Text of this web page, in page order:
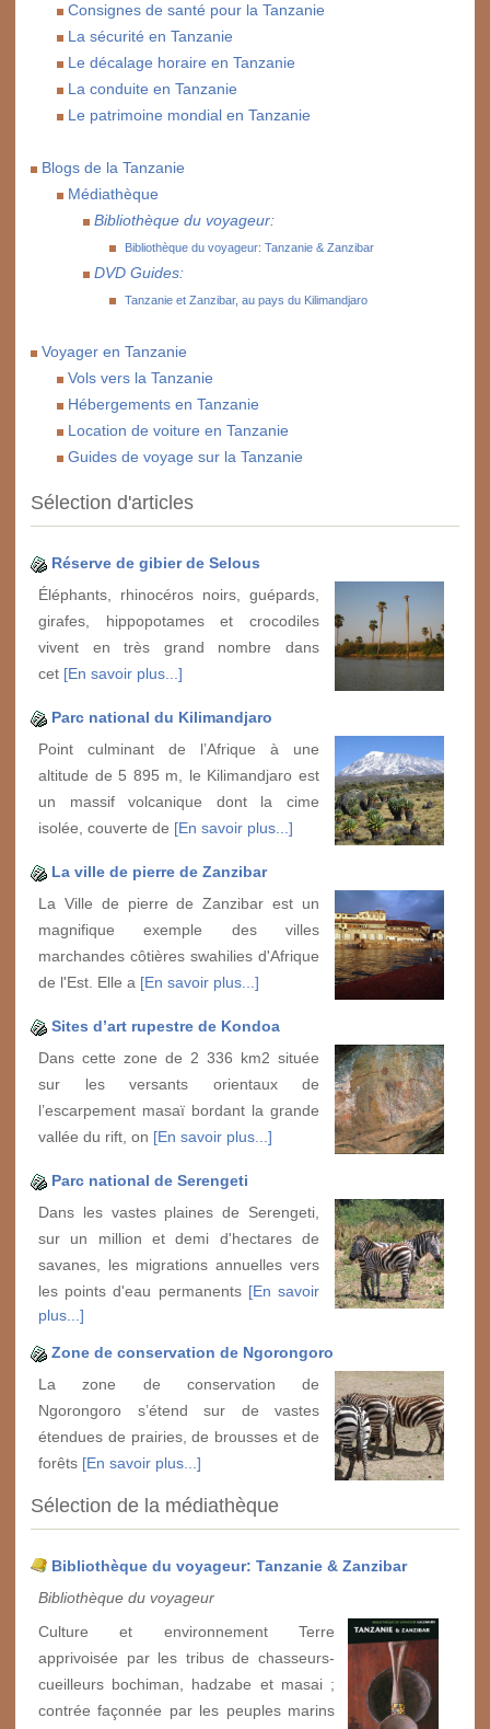
Consignes de santé pour la Tanzanie
La sécurité en Tanzanie
Le décalage horaire en Tanzanie
La conduite en Tanzanie
Le patrimoine mondial en Tanzanie
Blogs de la Tanzanie
Médiathèque
Bibliothèque du voyageur:
Bibliothèque du voyageur: Tanzanie & Zanzibar
DVD Guides:
Tanzanie et Zanzibar, au pays du Kilimandjaro
Voyager en Tanzanie
Vols vers la Tanzanie
Hébergements en Tanzanie
Location de voiture en Tanzanie
Guides de voyage sur la Tanzanie
Sélection d'articles
Réserve de gibier de Selous
Éléphants, rhinocéros noirs, guépards,
girafes, hippopotames et crocodiles
vivent en très grand nombre dans
cet [En savoir plus...]
Parc national du Kilimandjaro
Point culminant de l’Afrique à une
altitude de 5 895 m, le Kilimandjaro est
un massif volcanique dont la cime
isolée, couverte de [En savoir plus...]
La ville de pierre de Zanzibar
La Ville de pierre de Zanzibar est un
magnifique exemple des villes
marchandes côtières swahilies d'Afrique
de l'Est. Elle a [En savoir plus...]
Sites d’art rupestre de Kondoa
Dans cette zone de 2 336 km2 située
sur les versants orientaux de
l’escarpement masaï bordant la grande
vallée du rift, on [En savoir plus...]
Parc national de Serengeti
Dans les vastes plaines de Serengeti,
sur un million et demi d'hectares de
savanes, les migrations annuelles vers
les points d'eau permanents [En savoir
plus...]
Zone de conservation de Ngorongoro
La zone de conservation de
Ngorongoro s’étend sur de vastes
étendues de prairies, de brousses et de
forêts [En savoir plus...]
Sélection de la médiathèque
Bibliothèque du voyageur: Tanzanie & Zanzibar
Bibliothèque du voyageur
Culture et environnement Terre
apprivoisée par les tribus de chasseurs-
cueilleurs bochiman, hadzabe et masai ;
contrée façonnée par les peuples marins